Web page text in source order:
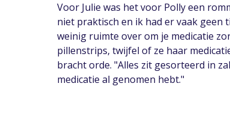
Voor Julie was het voor Polly een
niet praktisch en ik had er vaak
weinig ruimte over om je medicatie
pillenstrips, twijfel of ze haar
bracht orde. "Alles zit gesorteerd in
medicatie al genomen hebt."